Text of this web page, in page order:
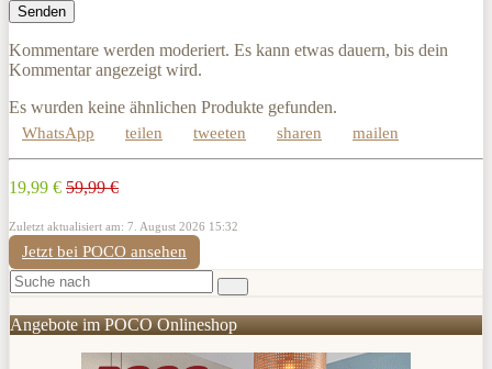
Kommentare werden moderiert. Es kann etwas dauern, bis dein
Kommentar angezeigt wird.
Es wurden keine ähnlichen Produkte gefunden.
WhatsApp teilen tweeten sharen mailen
19,99 € 59,99 €
Zuletzt aktualisiert am: 7. August 2026 15:32
Jetzt bei POCO ansehen
Angebote im POCO Onlineshop